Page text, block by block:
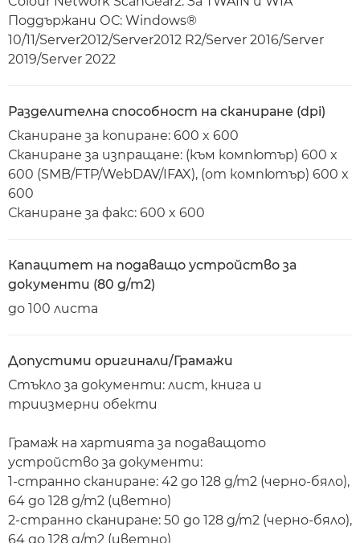
Поддържани ОС: Windows®
10/11/Server2012/Server2012 R2/Server 2016/Server
2019/Server 2022
Разделителна способност на сканиране (dpi)
Сканиране за копиране: 600 x 600
Сканиране за изпращане: (към компютър) 600 x
600 (SMB/FTP/WebDAV/IFAX), (от компютър) 600 x
600
Сканиране за факс: 600 x 600
Капацитет на подаващо устройство за
документи (80 g/m2)
до 100 листа
Допустими оригинали/Грамажи
Стъкло за документи: лист, книга и
триизмерни обекти
Грамаж на хартията за подаващото
устройство за документи:
1-странно сканиране: 42 до 128 g/m2 (черно-бяло),
64 до 128 g/m2 (цветно)
2-странно сканиране: 50 до 128 g/m2 (черно-бяло),
64 до 128 g/m2 (цветно)